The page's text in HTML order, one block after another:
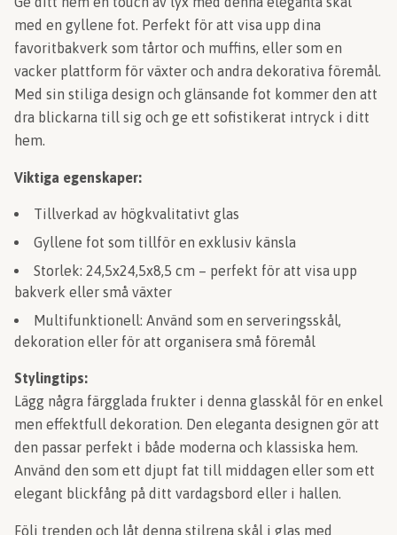
med en gyllene fot. Perfekt för att visa upp dina
favoritbakverk som tårtor och muffins, eller som en
vacker plattform för växter och andra dekorativa föremål.
Med sin stiliga design och glänsande fot kommer den att
dra blickarna till sig och ge ett sofistikerat intryck i ditt
hem.
Viktiga egenskaper:
Tillverkad av högkvalitativt glas
Gyllene fot som tillför en exklusiv känsla
Storlek: 24,5x24,5x8,5 cm – perfekt för att visa upp
bakverk eller små växter
Multifunktionell: Använd som en serveringsskål,
dekoration eller för att organisera små föremål
Stylingtips:
Lägg några färgglada frukter i denna glasskål för en enkel
men effektfull dekoration. Den eleganta designen gör att
den passar perfekt i både moderna och klassiska hem.
Använd den som ett djupt fat till middagen eller som ett
elegant blickfång på ditt vardagsbord eller i hallen.
Följ trenden och låt denna stilrena skål i glas med